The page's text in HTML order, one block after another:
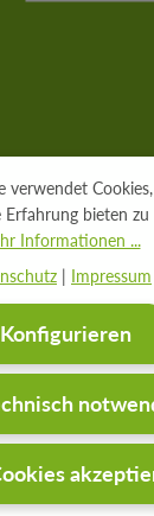
MEDIA
verwendet
Erfahrung bieten zu
Informationen ...
| Impressum
Konfigurieren